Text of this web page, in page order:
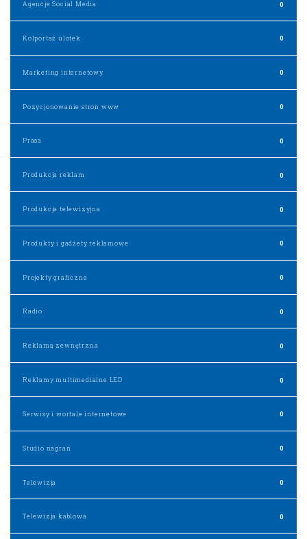
Agencje Social Media 0
Kolportaż ulotek 0
Marketing internetowy 0
Pozycjonowanie stron www 0
Prasa 0
Produkcja reklam 0
Produkcja telewizyjna 0
Produkty i gadżety reklamowe 0
Projekty graficzne 0
Radio 0
Reklama zewnętrzna 0
Reklamy multimedialne LED 0
Serwisy i wortale internetowe 0
Studio nagrań 0
Telewizja 0
Telewizja kablowa 0